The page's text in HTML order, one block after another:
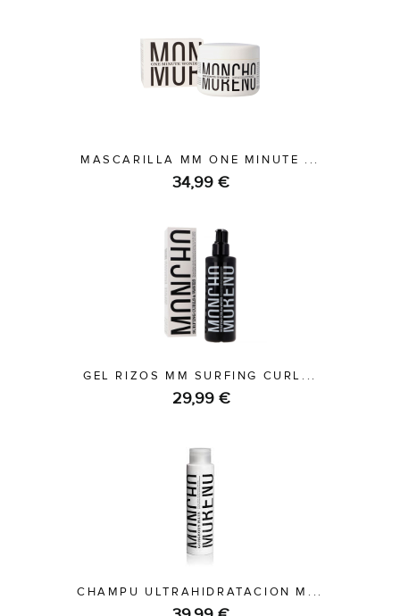
MASCARILLA MM ONE MINUTE ...
34,99 €
GEL RIZOS MM SURFING CURL...
29,99 €
CHAMPU ULTRAHIDRATACION M...